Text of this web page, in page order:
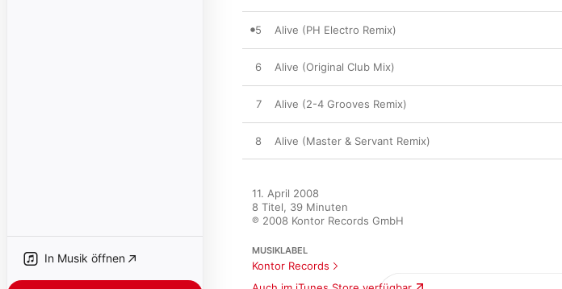
In Musik öffnen
5 Alive (PH Electro Remix)
6 Alive (Original Club Mix)
7 Alive (2-4 Grooves Remix)
8 Alive (Master & Servant Remix)
11. April 2008
8 Titel, 39 Minuten
℗ 2008 Kontor Records GmbH
MUSIKLABEL
Kontor Records